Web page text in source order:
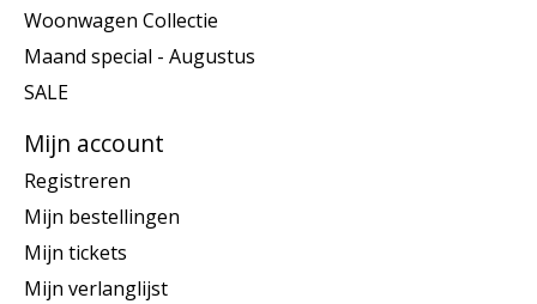
Woonwagen Collectie
Maand special - Augustus
SALE
Mijn account
Registreren
Mijn bestellingen
Mijn tickets
Mijn verlanglijst